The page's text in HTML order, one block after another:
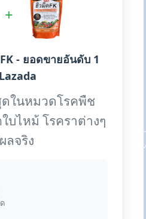
+
- ยอดขายอันดับ 1
ในหมวดโรคพืช
บไหม้ โรคราต่างๆ
ลจริง